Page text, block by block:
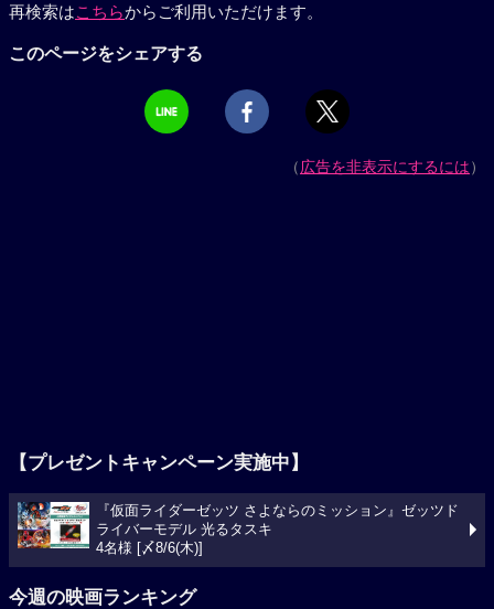
再検索はこちらからご利用いただけます。
このページをシェアする
（広告を非表示にするには）
【プレゼントキャンペーン実施中】
『仮面ライダーゼッツ さよならのミッション』ゼッツド
ライバーモデル 光るタスキ
4名様 [〆8/6(木)]
今週の映画ランキング